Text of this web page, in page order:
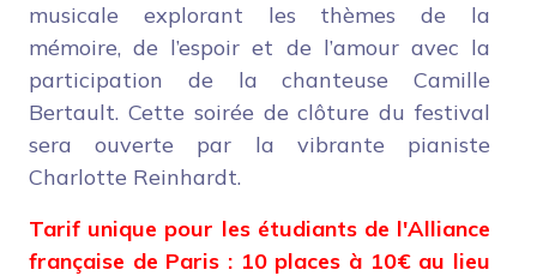
musicale explorant les thèmes de la
mémoire, de l’espoir et de l’amour avec la
participation de la chanteuse Camille
Bertault. Cette soirée de clôture du festival
sera ouverte par la vibrante pianiste
Charlotte Reinhardt.
Tarif unique pour les étudiants de l'Alliance
française de Paris : 10 places à 10€ au lieu